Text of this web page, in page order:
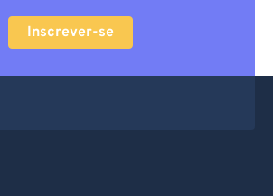
Inscrever-se